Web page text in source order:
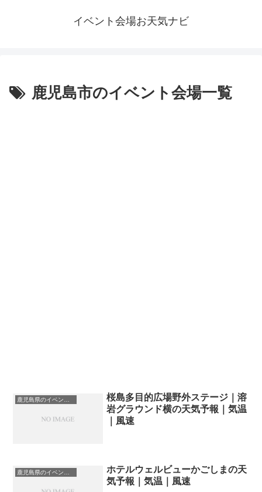
イベント会場お天気ナビ
鹿児島市のイベント会場一覧
桜島多目的広場野外ステージ｜溶
岩グラウンド横の天気予報｜気温
｜風速
ホテルウェルビューかごしまの天
気予報｜気温｜風速